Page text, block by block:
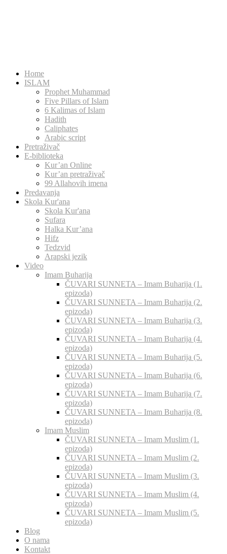
Home
ISLAM
Prophet Muhammad
Five Pillars of Islam
6 Kalimas of Islam
Hadith
Caliphates
Arabic script
Pretraživač
E-biblioteka
Kur’an Online
Kur’an pretraživač
99 Allahovih imena
Predavanja
Skola Kur'ana
Skola Kur'ana
Sufara
Halka Kur’ana
Hifz
Tedzvid
Arapski jezik
Video
Imam Buharija
ČUVARI SUNNETA – Imam Buharija (1.
epizoda)
ČUVARI SUNNETA – Imam Buharija (2.
epizoda)
ČUVARI SUNNETA – Imam Buharija (3.
epizoda)
ČUVARI SUNNETA – Imam Buharija (4.
epizoda)
ČUVARI SUNNETA – Imam Buharija (5.
epizoda)
ČUVARI SUNNETA – Imam Buharija (6.
epizoda)
ČUVARI SUNNETA – Imam Buharija (7.
epizoda)
ČUVARI SUNNETA – Imam Buharija (8.
epizoda)
Imam Muslim
ČUVARI SUNNETA – Imam Muslim (1.
epizoda)
ČUVARI SUNNETA – Imam Muslim (2.
epizoda)
ČUVARI SUNNETA – Imam Muslim (3.
epizoda)
ČUVARI SUNNETA – Imam Muslim (4.
epizoda)
ČUVARI SUNNETA – Imam Muslim (5.
epizoda)
Blog
O nama
Kontakt